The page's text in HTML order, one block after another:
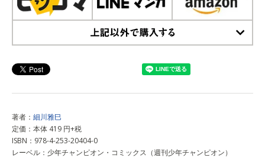
著者： 細川雅巳
定価：本体 419 円+税
ISBN：978-4-253-20404-0
レーベル：少年チャンピオン・コミックス（週刊少年チャンピオン）